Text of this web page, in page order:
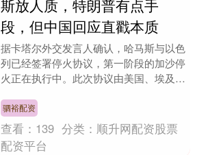
斯放人质，特朗普有点手
段，但中国回应直戳本质
据卡塔尔外交发言人确认，哈马斯与以色
列已经签署停火协议，第一阶段的加沙停
火正在执行中。此次协议由美国、埃及、
部，主要派系也达....
驷裕配资
查看： 139 分类： 顺升网配资股票
配资平台